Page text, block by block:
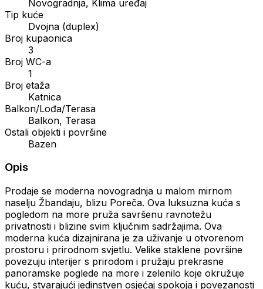
Novogradnja, Klima uređaj
Tip kuće
Dvojna (duplex)
Broj kupaonica
3
Broj WC-a
1
Broj etaža
Katnica
Balkon/Lođa/Terasa
Balkon, Terasa
Ostali objekti i površine
Bazen
Opis
Prodaje se moderna novogradnja u malom mirnom
naselju Žbandaju, blizu Poreča. Ova luksuzna kuća s
pogledom na more pruža savršenu ravnotežu
privatnosti i blizine svim ključnim sadržajima. Ova
moderna kuća dizajnirana je za uživanje u otvorenom
prostoru i prirodnom svjetlu. Velike staklene površine
povezuju interijer s prirodom i pružaju prekrasne
panoramske poglede na more i zelenilo koje okružuje
kuću, stvarajući jedinstven osjećaj spokoja i povezanosti